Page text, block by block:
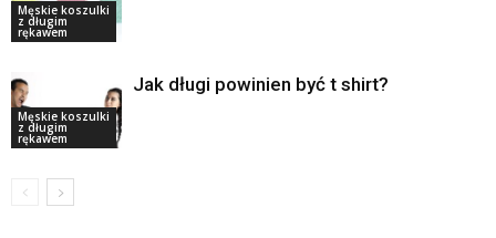
Męskie koszulki
z długim
rękawem
Męskie koszulki
z długim
rękawem
Jak długi powinien być t shirt?